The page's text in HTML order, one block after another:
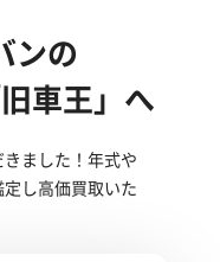
ンの
車王」へ
ました！年式や
し高価買取いた